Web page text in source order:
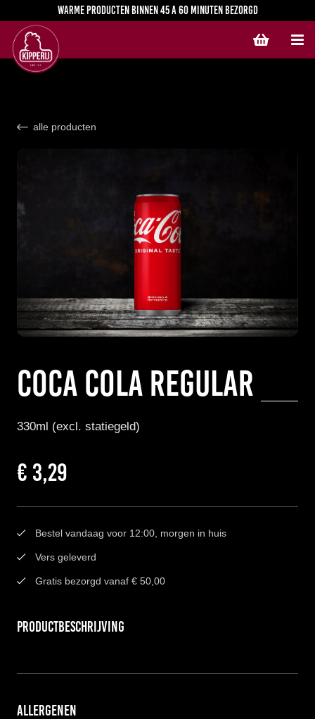
Warme producten binnen 45 a 60 minuten bezorgd
alle producten
Coca Cola Regular
330ml (excl. statiegeld)
€ 3,29
Bestel vandaag voor 12:00, morgen in huis
Vers geleverd
Gratis bezorgd vanaf € 50,00
Productbeschrijving
Allergenen